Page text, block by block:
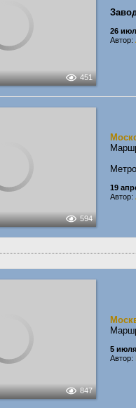
451
26
Автор:
594
19
Автор:
847
5 июля
Автор: